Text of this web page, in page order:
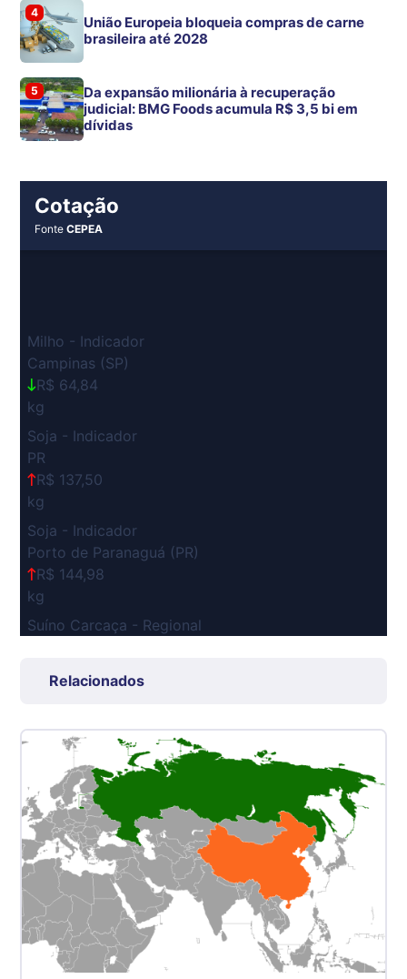
4
União Europeia bloqueia compras de carne
brasileira até 2028
5
Da expansão milionária à recuperação
judicial: BMG Foods acumula R$ 3,5 bi em
dívidas
Cotação
FonteCEPEA
Milho - Indicador
Campinas (SP)
R$ 64,84
kg
Soja - Indicador
PR
R$ 137,50
kg
Soja - Indicador
Porto de Paranaguá (PR)
R$ 144,98
kg
Suíno Carcaça - Regional
SP
R$ 5,08
kg
Suíno - Estadual
MG
R$ 5,05
kg
Suíno - Estadual
PR
R$ 4,53
Relacionados